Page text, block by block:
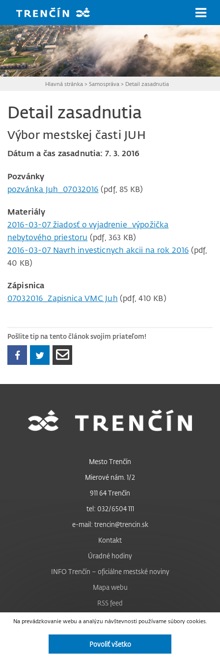
Hlavná stránka >Samospráva > Detail zasadnutia
Detail zasadnutia
Výbor mestskej časti JUH
Dátum a čas zasadnutia: 7. 3. 2016
Pozvánky
pozvánka Juh_07032016 (pdf, 85 KB)
Materiály
2016-03-07 žiadosť o vyjadrenie_výpožička
nebytového priestoru (pdf, 363 KB)
2016-03-07 Navrh investicnych akcii na rok 2016 (pdf,
40 KB)
Zápisnica
07032016_Zapisnica VMC Juh (pdf, 410 KB)
Pošlite tip na tento článok svojim priateľom!
Na prevádzkovanie webu a analýzu návštevnosti používame súbory cookies.
Povoliť všetko
Mesto Trenčín
Mierové nám. 1/2
911 64 Trenčín
tel: 032/6504 111
e-mail: trencin@trencin.sk
Kontakt
Úradné hodiny
INFO Trenčín – oficiálne mestské noviny
Mapa webu
RSS feed
Nastavenie cookies
Facebook